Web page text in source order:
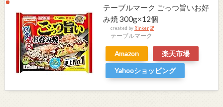
テーブルマーク ごっつ旨いお好
み焼 300g×12個
created by Rinker
テーブルマーク
Amazon
楽天市場
Yahooショッピング